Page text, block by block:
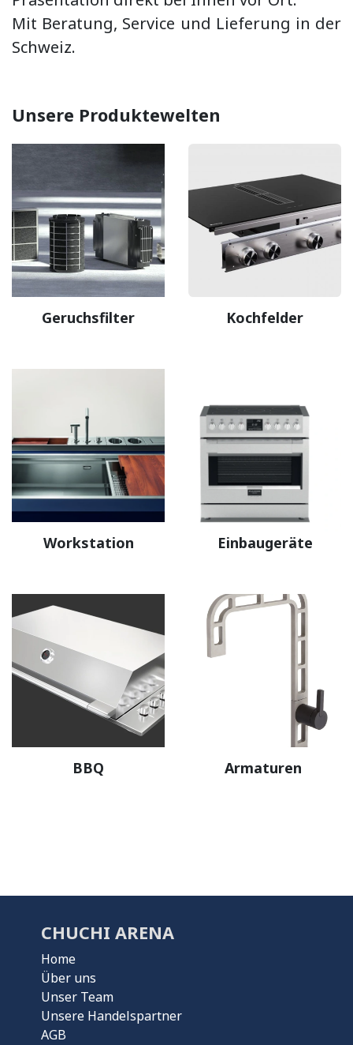
Mit Beratung, Service und Lieferung in der
Schweiz.
Unsere Produktewelten
Geruchsfilter Kochfelder
Workstation Einbaugeräte
BBQ Armaturen
CHUCHI ARENA
Home
Über uns
Unser Team
Unsere Handelspartner
AGB